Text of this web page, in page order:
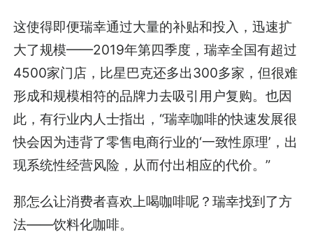
这使得即便瑞幸通过大量的补贴和投入，迅速扩
大了规模——2019年第四季度，瑞幸全国有超过
4500家门店，比星巴克还多出300多家，但很难
形成和规模相符的品牌力去吸引用户复购。也因
此，有行业内人士指出，“瑞幸咖啡的快速发展很
快会因为违背了零售电商行业的‘一致性原理’，出
现系统性经营风险，从而付出相应的代价。”
那怎么让消费者喜欢上喝咖啡呢？瑞幸找到了方
法——饮料化咖啡。